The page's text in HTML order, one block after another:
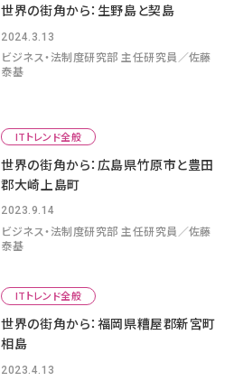
世界の街角から：生野島と契島
2024.3.13
ビジネス・法制度研究部 主任研究員／佐藤
泰基
ITトレンド全般
世界の街角から：広島県竹原市と豊田
郡大崎上島町
2023.9.14
ビジネス・法制度研究部 主任研究員／佐藤
泰基
ITトレンド全般
世界の街角から：福岡県糟屋郡新宮町
相島
2023.4.13